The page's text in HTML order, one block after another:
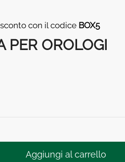
sconto con il codice BOX5
PER OROLOGI
Aggiungi al carrello